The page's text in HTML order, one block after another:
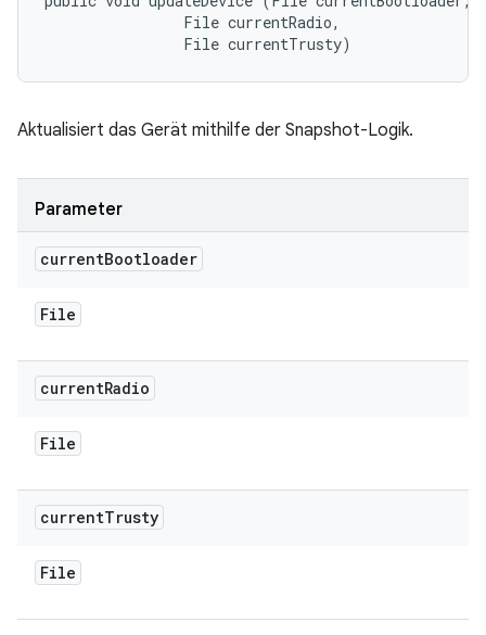
                File currentRadio,
                File currentTrusty)
Aktualisiert das Gerät mithilfe der Snapshot-Logik.
Parameter
currentBootloader
File
currentRadio
File
currentTrusty
File